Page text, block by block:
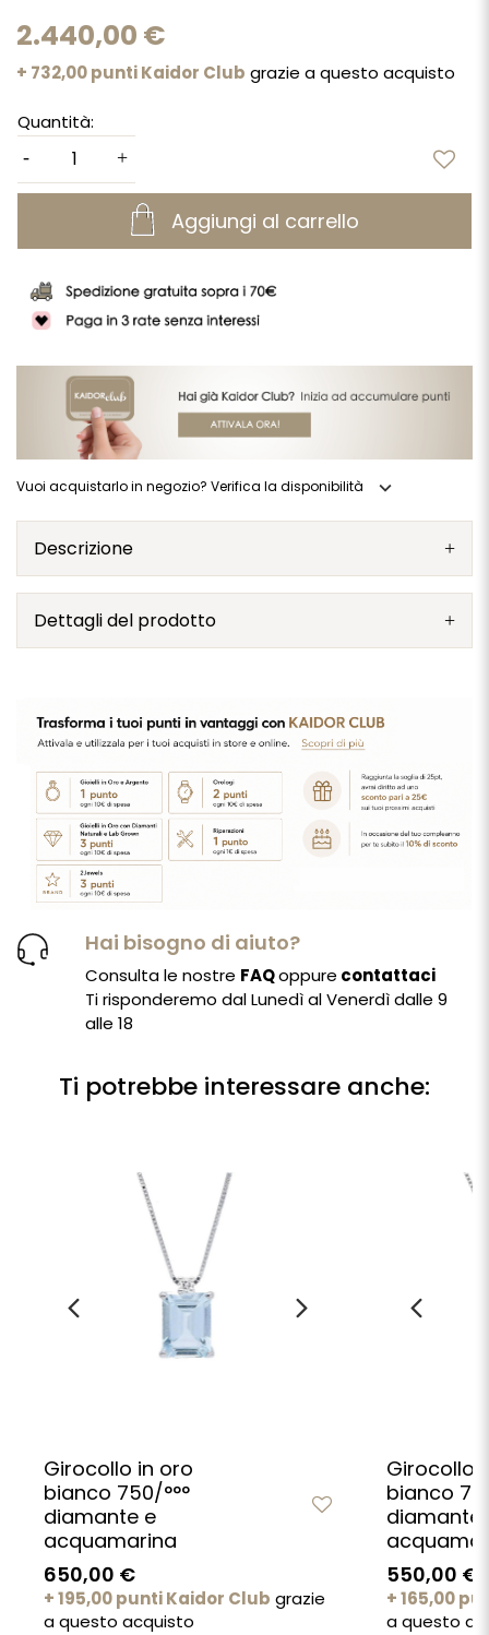
2.440,00 €
+ 732,00 punti Kaidor Club grazie a questo acquisto
Quantità:
Aggiungi al carrello
Vuoi acquistarlo in negozio? Verifica la disponibilità expand_more
Descrizione
Dettagli del prodotto
Hai bisogno di aiuto?
Consulta le nostre FAQoppure contattaci
Ti risponderemo dal Lunedì al Venerdì dalle 9
alle 18
Ti potrebbe interessare anche:
Girocollo in oro
bianco 750/°°°
diamante e
acquamarina
650,00 €
+ 195,00 punti Kaidor Club grazie
a questo acquisto
Girocollo
bianco
diamante
550,00 €
+ 165,00
a questo